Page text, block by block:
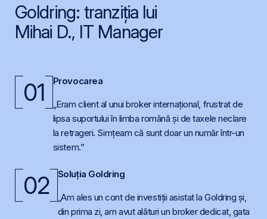
Goldring: tranziția lui
Mihai D., IT Manager
01 Provocarea
„Eram client al unui broker internațional, frustrat de
lipsa suportului în limba română și de taxele neclare
la retrageri. Simțeam că sunt doar un număr într-un
sistem.”
02 Soluția Goldring
„Am ales un cont de investiții asistat la Goldring și,
din prima zi, am avut alături un broker dedicat, gata